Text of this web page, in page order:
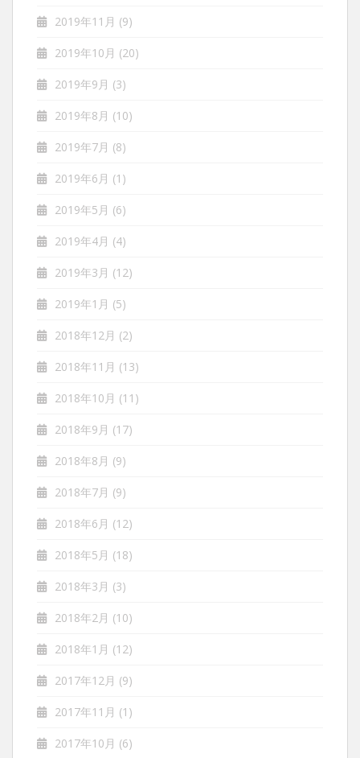
2019年11月 (9)
2019年10月 (20)
2019年9月 (3)
2019年8月 (10)
2019年7月 (8)
2019年6月 (1)
2019年5月 (6)
2019年4月 (4)
2019年3月 (12)
2019年1月 (5)
2018年12月 (2)
2018年11月 (13)
2018年10月 (11)
2018年9月 (17)
2018年8月 (9)
2018年7月 (9)
2018年6月 (12)
2018年5月 (18)
2018年3月 (3)
2018年2月 (10)
2018年1月 (12)
2017年12月 (9)
2017年11月 (1)
2017年10月 (6)